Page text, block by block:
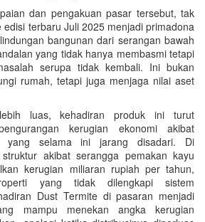
dan pengakuan pasar tersebut, tak
edisi terbaru Juli 2025 menjadi primadona
bangunan dari serangan bawah
yang tidak hanya membasmi tetapi
serupa tidak kembali. Ini bukan
rumah, tetapi juga menjaga nilai aset
luas, kehadiran produk ini turut
kerugian ekonomi akibat
yang selama ini jarang disadari. Di
akibat serangga pemakan kayu
kerugian miliaran rupiah per tahun,
yang tidak dilengkapi sistem
Dust Termite di pasaran menjadi
mampu menekan angka kerugian